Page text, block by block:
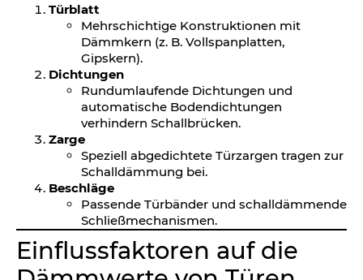
Türblatt
Mehrschichtige Konstruktionen mit
Dämmkern (z. B. Vollspanplatten,
Gipskern).
Dichtungen
Rundumlaufende Dichtungen und
automatische Bodendichtungen
verhindern Schallbrücken.
Zarge
Speziell abgedichtete Türzargen tragen zur
Schalldämmung bei.
Beschläge
Passende Türbänder und schalldämmende
Schließmechanismen.
Einflussfaktoren auf die